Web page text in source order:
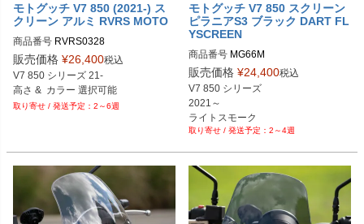
モトグッチ V7 850 (2021-) ス
クリーン アルミ RVRS MOTO
商品番号 RVRS0328
販売価格 ¥26,400税込
V7 850 シリーズ 21-
高さ &  カラー 選択可能
2～6週
モトグッチ V7 850 スクリーン
ピラニアS3 ブラック DART FL
YSCREEN
商品番号 MG66M
販売価格 ¥24,400税込
V7 850 シリーズ
2021～
ライトスモーク
2～4週